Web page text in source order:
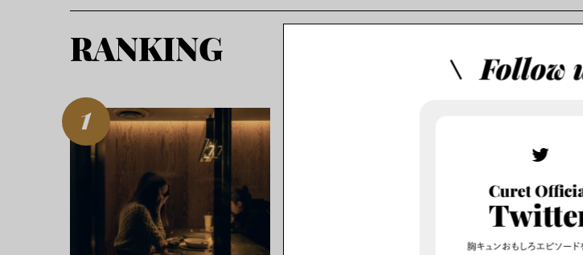
RANKING
105,005 views
結婚間近、良好な関係だと思って